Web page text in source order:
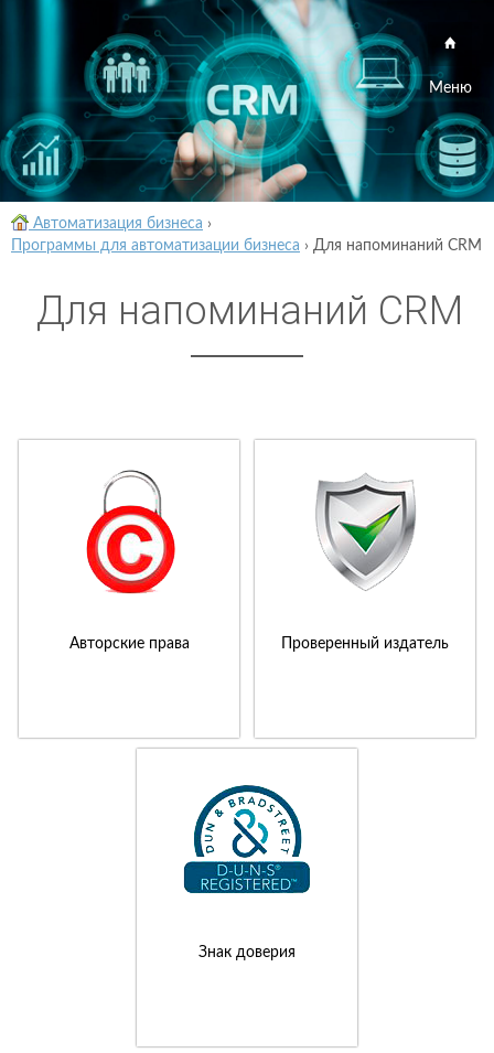
Меню
Автоматизация бизнеса ›
Программы для автоматизации бизнеса › Для напоминаний CRM
Для напоминаний CRM
Авторские права Проверенный издатель
Знак доверия